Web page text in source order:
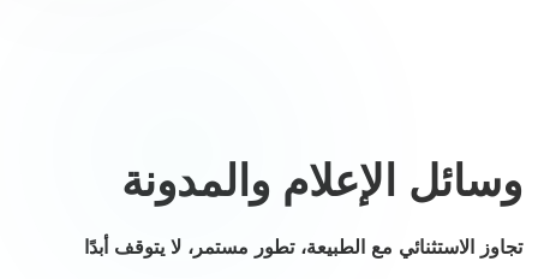
وسائل الإعلام والمدونة
تجاوز الاستثنائي مع الطبيعة، تطور مستمر، لا يتوقف أبدًا